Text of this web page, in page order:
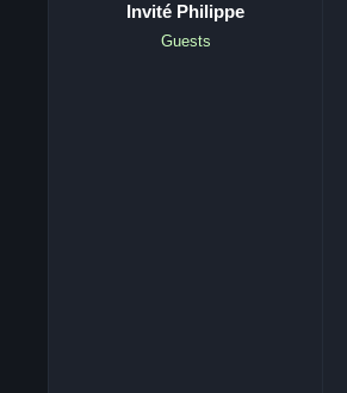
Invité Philippe
Guests